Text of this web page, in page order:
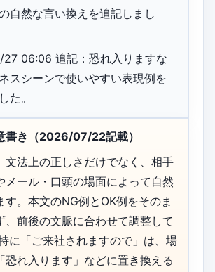
自然な言い換えを追記しまし
06:06 追記：恐れ入りますな
スシーンで使いやすい表現例を
た。
書き（2026/07/22記載）
文法上の正しさだけでなく、相手
メール・口頭の場面によって自然
す。本文のNG例とOK例をそのま
、前後の文脈に合わせて調整して
に「ご来社されますので」は、場
恐れ入ります」などに置き換える